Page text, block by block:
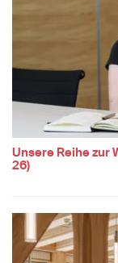
Unsere Reihe zur
26)